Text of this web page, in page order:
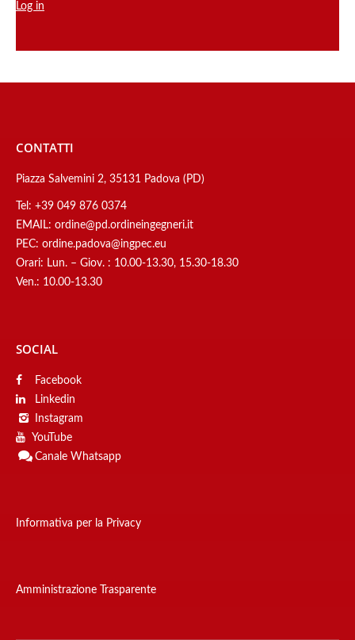
Log in
CONTATTI
Piazza Salvemini 2, 35131 Padova (PD)
Tel: +39 049 876 0374
EMAIL: ordine@pd.ordineingegneri.it
PEC: ordine.padova@ingpec.eu
Orari: Lun. – Giov. : 10.00-13.30, 15.30-18.30
Ven.: 10.00-13.30
SOCIAL
Facebook
Linkedin
Instagram
YouTube
Canale Whatsapp
Informativa per la Privacy
Amministrazione Trasparente